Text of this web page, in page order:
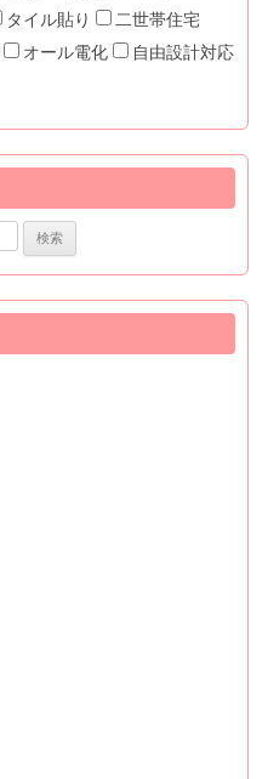
タイル貼り
二世帯住宅
オール電化 自由設計対応